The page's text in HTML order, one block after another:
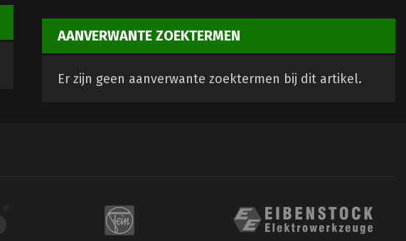
AANVERWANTE ZOEKTERMEN
Er zijn geen aanverwante zoektermen bij dit artikel.